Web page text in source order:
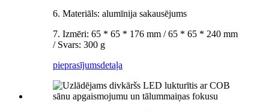
6. Materiāls: alumīnija sakausējums
7. Izmēri: 65 * 65 * 176 mm / 65 * 65 * 240 mm
/ Svars: 300 g
pieprasījumsdetaļa